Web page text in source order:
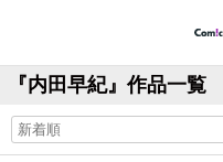
『内田早紀』作品一覧